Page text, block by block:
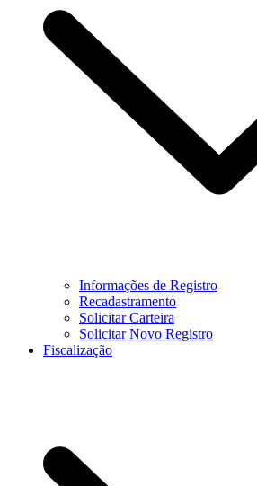
Informações de Registro
Recadastramento
Solicitar Carteira
Solicitar Novo Registro
Fiscalização